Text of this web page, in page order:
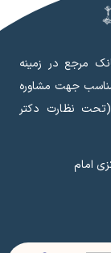
مرجع در زمینه
جهت مشاوره
نظارت دکتر
امام